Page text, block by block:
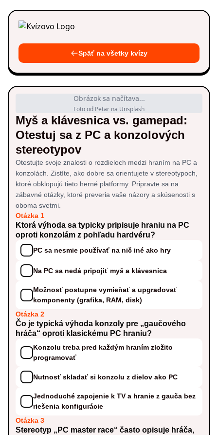
Späť na všetky kvízy
Obrázok sa načítava...
Foto od Petar na Unsplash
Myš a klávesnica vs. gamepad:
Otestuj sa z PC a konzolových
stereotypov
Otestujte svoje znalosti o rozdieloch medzi hraním na PC a
konzolách. Zistíte, ako dobre sa orientujete v stereotypoch,
ktoré obklopujú tieto herné platformy. Pripravte sa na
zábavné otázky, ktoré preveria vaše názory a skúsenosti s
oboma svetmi.
Otázka 1
Ktorá výhoda sa typicky pripisuje hraniu na PC
oproti konzolám z pohľadu hardvéru?
PC sa nesmie používať na nič iné ako hry
Na PC sa nedá pripojiť myš a klávesnica
Možnosť postupne vymieňať a upgradovať
komponenty (grafika, RAM, disk)
Otázka 2
Čo je typická výhoda konzoly pre „gaučového
hráča“ oproti klasickému PC hraniu?
Konzolu treba pred každým hraním zložito
programovať
Nutnosť skladať si konzolu z dielov ako PC
Jednoduché zapojenie k TV a hranie z gauča bez
riešenia konfigurácie
Otázka 3
Stereotyp „PC master race“ často opisuje hráča,